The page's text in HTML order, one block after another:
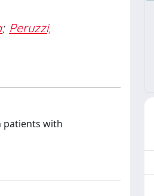
; Peruzzi,
patients with